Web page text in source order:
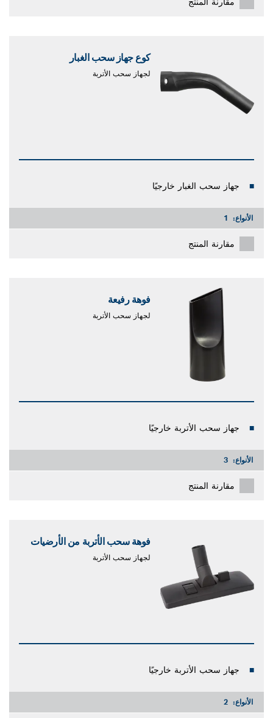
كوع جهاز سحب الغبار
لجهاز سحب الأتربة
جهاز سحب الغبار خارجيًا
الأنواع: 1
مقارنة المنتج
فوهة رفيعة
لجهاز سحب الأتربة
جهاز سحب الأتربة خارجيًا
الأنواع: 3
مقارنة المنتج
فوهة سحب الأتربة من الأرضيات
لجهاز سحب الأتربة
جهاز سحب الأتربة خارجيًا
الأنواع: 2